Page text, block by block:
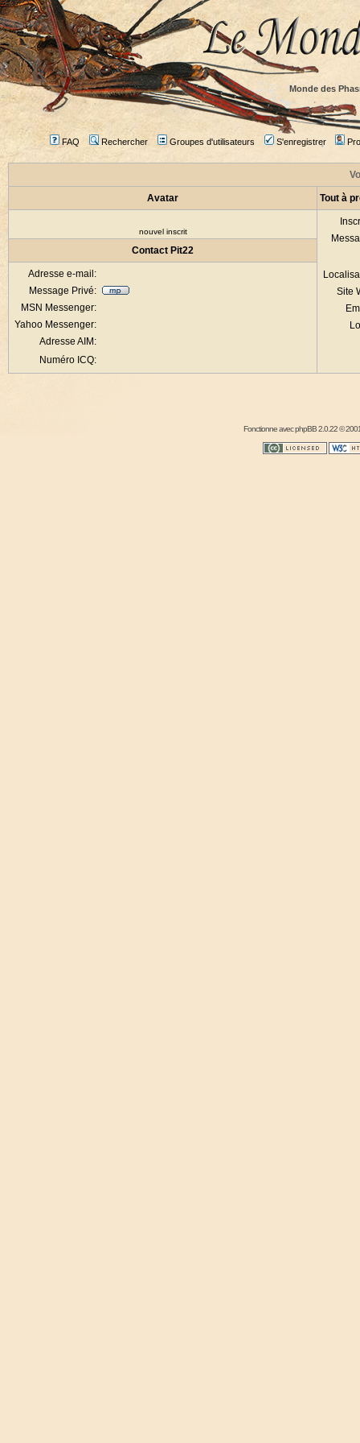
Monde des
FAQ Rechercher Groupes d'utilisateurs S'enregistrer
Avatar Tout à
nouvel inscrit
Site
Contact Pit22
Adresse e-mail:
Message Privé:
MSN Messenger:
Yahoo Messenger:
Adresse AIM:
Numéro ICQ:
Fonctionne avecphpBB2.0.22 ©